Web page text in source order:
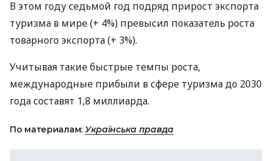
В этом году седьмой год подряд прирост экспорта
туризма в мире (+ 4%) превысил показатель роста
товарного экспорта (+ 3%).
Учитывая такие быстрые темпы роста,
международные прибыли в сфере туризма до 2030
года составят 1,8 миллиарда.
По материалам: Українська правда